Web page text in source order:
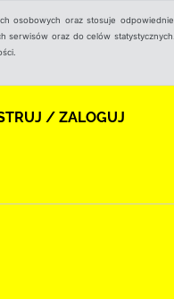
osobowych oraz stosuje
oraz do celów
/ ZALOGUJ